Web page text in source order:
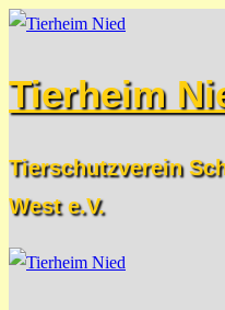
Zum
springen
Menü
Schließen
Tierheim
Tierschutzverein
West e.V.